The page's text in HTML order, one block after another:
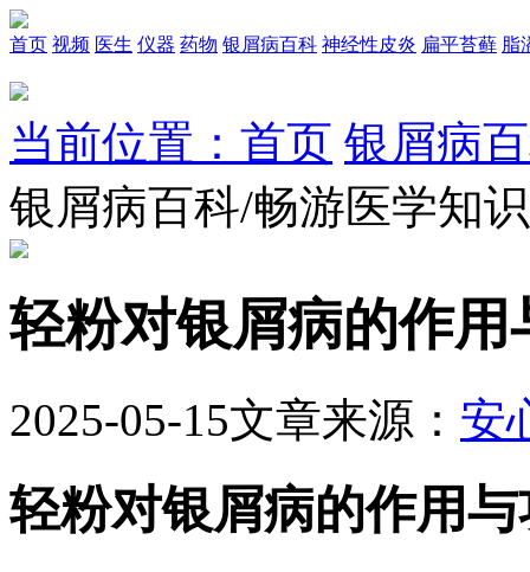
首页 视频 医生 仪器 药物 银屑病百科 神经性皮炎 扁平苔藓 脂
当前位置：首页 银屑病
银屑病百科/畅游医学知
轻粉对银屑病的作用
2025-05-15文章来源： 安
轻粉对银屑病的作用